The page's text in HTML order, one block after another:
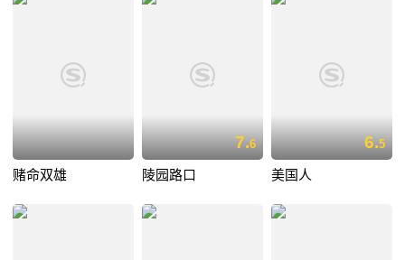
赌命双雄
7.6
陵园路口
6.5
美国人